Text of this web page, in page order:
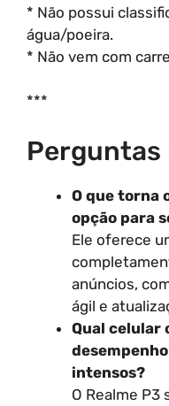
* Não possui
água/poeira.
* Não vem com
***
Perguntas
O que torna
opção para
Ele oferece
anúncios,
ágil e
Qual celular
intensos?
O Realme